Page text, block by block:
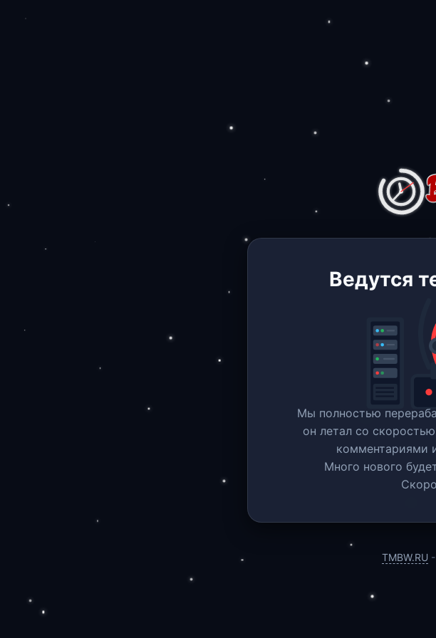
Ведутся
Мы полностью
он летал со
комментариями
Много нового
TMBW.RU